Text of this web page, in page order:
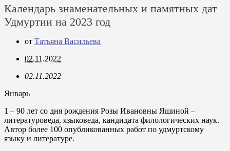
Календарь знаменательных и памятных дат
Удмуртии на 2023 год
от Татьяна Васильева
02.11.2022
02.11.2022
Январь
1 – 90 лет со дня рождения Розы Ивановны Яшиной –
литературоведа, языковеда, кандидата филологических наук.
Автор более 100 опубликованных работ по удмуртскому
языку и литературе.